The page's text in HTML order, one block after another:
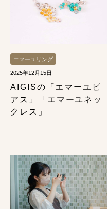
エマーユリング
2025年12月15日
AIGISの「エマーユピ
アス」「エマーユネッ
クレス」